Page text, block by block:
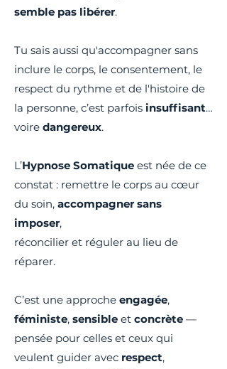
semble pas libérer.
Tu sais aussi qu'accompagner sans
inclure le corps, le consentement, le
respect du rythme et de l'histoire de
la personne, c’est parfois insuffisant…
voire dangereux.
L’Hypnose Somatique est née de ce
constat : remettre le corps au cœur
du soin, accompagner sans
imposer,
réconcilier et réguler au lieu de
réparer.
C’est une approche engagée,
féministe, sensible et concrète —
pensée pour celles et ceux qui
veulent guider avec respect,